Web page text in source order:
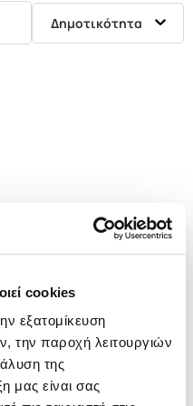
cookies
εξατομίκευση
την παροχή λειτουργιών
της
μας είναι σας
Δημοτικότητα